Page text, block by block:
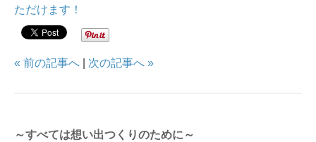
ただけます！
« 前の記事へ 次の記事へ »
～すべては想い出つくりのために～